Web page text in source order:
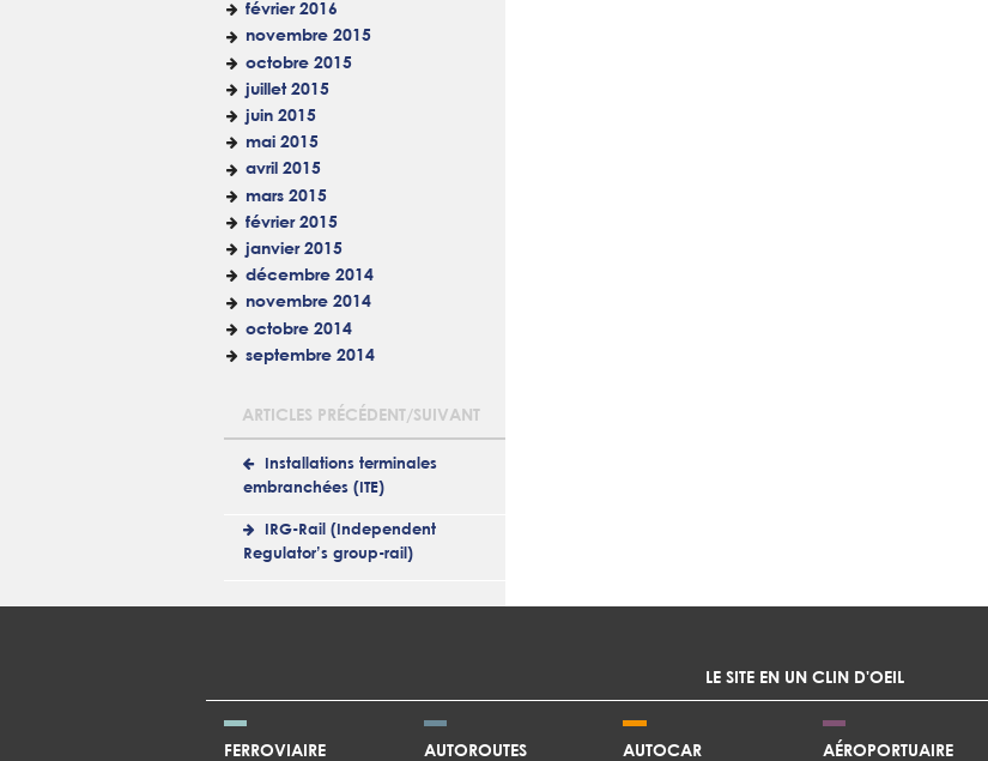
février 2016
novembre 2015
octobre 2015
juillet 2015
juin 2015
mai 2015
avril 2015
mars 2015
février 2015
janvier 2015
décembre 2014
novembre 2014
octobre 2014
septembre 2014
ARTICLES PRÉCÉDENT/SUIVANT
Installations terminales
embranchées (ITE)
IRG-Rail (Independent
Regulator’s group-rail)
LE SITE EN UN CLIN D'OEIL
FERROVIAIRE AUTOROUTES AUTOCAR AÉROPORTUAIRE